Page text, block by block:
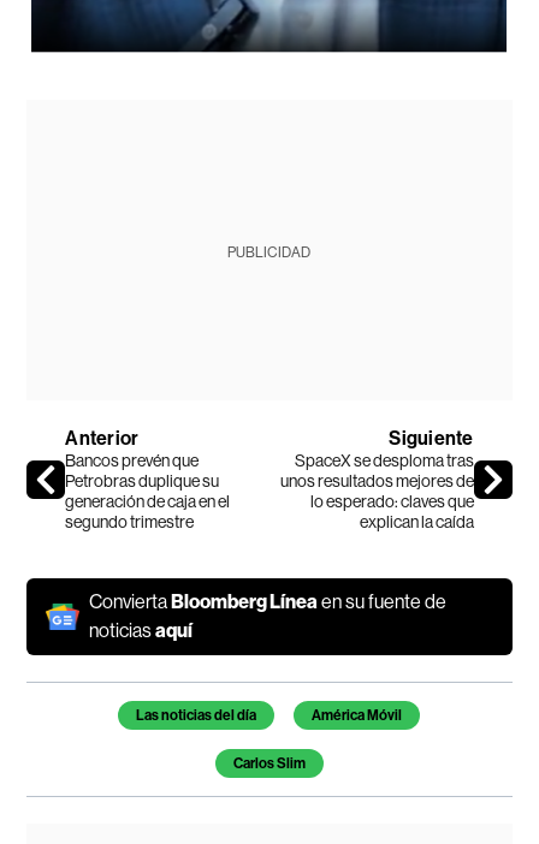
PUBLICIDAD
Anterior
Bancos prevén que
Petrobras duplique su
generación de caja en el
segundo trimestre
Siguiente
SpaceX se desploma tras
unos resultados mejores de
lo esperado: claves que
explican la caída
ConviertaBloomberg Líneaen su fuente de
noticiasaquí
Temas de este artículo
Las noticias del día América Móvil
Carlos Slim